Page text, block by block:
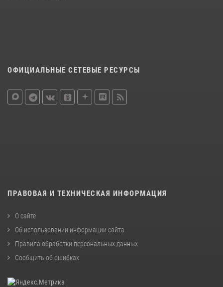
ОФИЦИАЛЬНЫЕ СЕТЕВЫЕ РЕСУРСЫ
ПРАВОВАЯ И ТЕХНИЧЕСКАЯ ИНФОРМАЦИЯ
О сайте
Об использовании информации сайта
Правила обработки персональных данных
Сообщить об ошибках